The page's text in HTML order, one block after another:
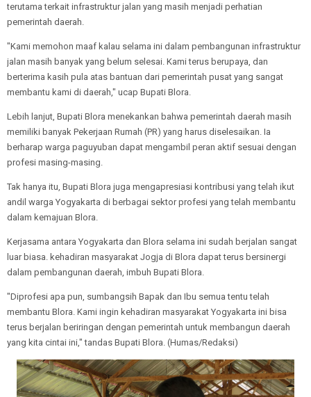
terutama terkait infrastruktur jalan yang masih menjadi perhatian
pemerintah daerah.
"Kami memohon maaf kalau selama ini dalam pembangunan infrastruktur
jalan masih banyak yang belum selesai. Kami terus berupaya, dan
berterima kasih pula atas bantuan dari pemerintah pusat yang sangat
membantu kami di daerah," ucap Bupati Blora.
Lebih lanjut, Bupati Blora menekankan bahwa pemerintah daerah masih
memiliki banyak Pekerjaan Rumah (PR) yang harus diselesaikan. Ia
berharap warga paguyuban dapat mengambil peran aktif sesuai dengan
profesi masing-masing.
Tak hanya itu, Bupati Blora juga mengapresiasi kontribusi yang telah ikut
andil warga Yogyakarta di berbagai sektor profesi yang telah membantu
dalam kemajuan Blora.
Kerjasama antara Yogyakarta dan Blora selama ini sudah berjalan sangat
luar biasa. kehadiran masyarakat Jogja di Blora dapat terus bersinergi
dalam pembangunan daerah, imbuh Bupati Blora.
"Diprofesi apa pun, sumbangsih Bapak dan Ibu semua tentu telah
membantu Blora. Kami ingin kehadiran masyarakat Yogyakarta ini bisa
terus berjalan beriringan dengan pemerintah untuk membangun daerah
yang kita cintai ini," tandas Bupati Blora. (Humas/Redaksi)